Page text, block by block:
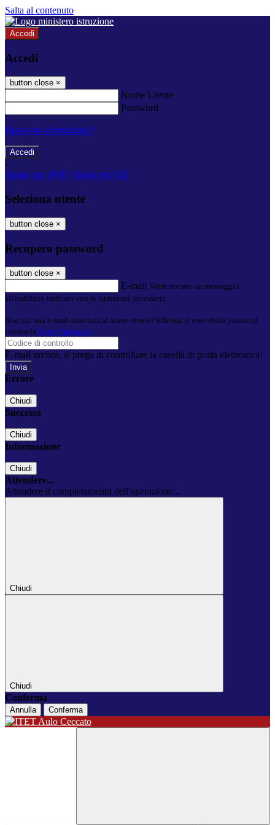
Salta al contenuto
Accedi
Accedi
button close ×
Nome Utente
Password
Password dimenticata?
-
Entra con SPID Entra con CIE
Seleziona utente
button close ×
Recupero password
button close ×
E-mail Verrà inviato un messaggio
all'indirizzo indicato con le istruzioni necessarie.
Non hai una e-mail associata al nome utente? Effettua il reset della password
tramite la Login Spaggiari
E-mail inviata, si prega di controllare la casella di posta elettronica!
Errore
Chiudi
Successo
Chiudi
Informazione
Chiudi
Attendere...
Attendere il completamento dell'operazione...
Chiudi
Chiudi
Conferma
Annulla Conferma